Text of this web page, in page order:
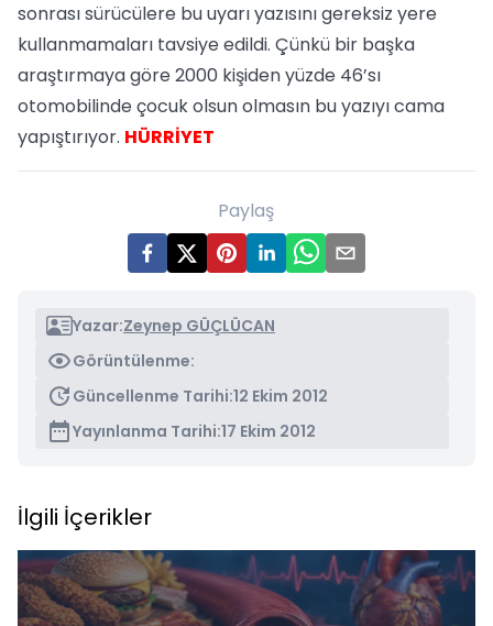
sonrası sürücülere bu uyarı yazısını gereksiz yere
kullanmamaları tavsiye edildi. Çünkü bir başka
araştırmaya göre 2000 kişiden yüzde 46’sı
otomobilinde çocuk olsun olmasın bu yazıyı cama
yapıştırıyor. HÜRRİYET
Paylaş
Yazar:Zeynep GÜÇLÜCAN
Görüntülenme:
Güncellenme Tarihi:12 Ekim 2012
Yayınlanma Tarihi:17 Ekim 2012
İlgili İçerikler